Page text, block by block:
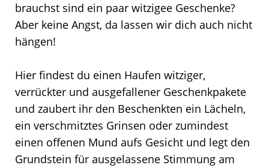
brauchst sind ein paar witzigee Geschenke?
Aber keine Angst, da lassen wir dich auch nicht
hängen!
Hier findest du einen Haufen witziger,
verrückter und ausgefallener Geschenkpakete
und zaubert ihr den Beschenkten ein Lächeln,
ein verschmitztes Grinsen oder zumindest
einen offenen Mund aufs Gesicht und legt den
Grundstein für ausgelassene Stimmung am